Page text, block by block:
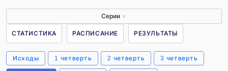
Серии ▼
СТАТИСТИКА РАСПИСАНИЕ РЕЗУЛЬТАТЫ
Исходы 1 четверть 2 четверть 3 четверть